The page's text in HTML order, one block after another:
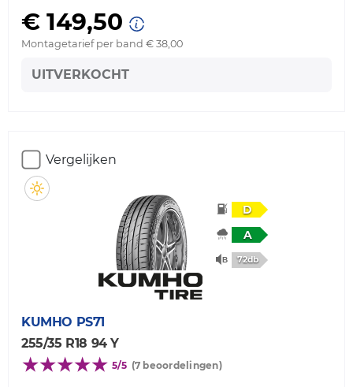
€ 149,50
Montagetarief per band € 38,00
UITVERKOCHT
Vergelijken
D
A
72db
KUMHO PS71
255/35 R18 94 Y
5/5 (7 beoordelingen)